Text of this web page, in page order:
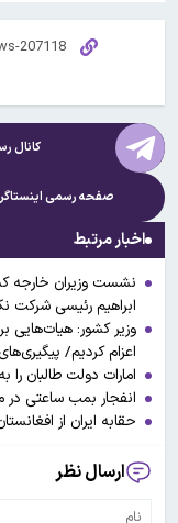
کانال
صفحه رسمی
اخبار مرتبط
نشست وزیران خارجه
ابراهیم رئیسی شرکت
وزیر کشور: هیات‌هایی
اعزام کردیم/
امارات دولت طالبان
انفجار بمب ساعتی در
حقابه ایران از
ارسال نظر